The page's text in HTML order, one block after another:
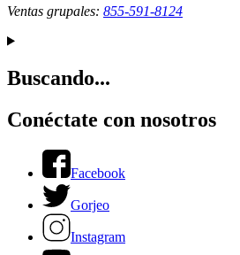
Ventas grupales: 855-591-8124
Buscando...
Conéctate con nosotros
Facebook
Gorjeo
Instagram